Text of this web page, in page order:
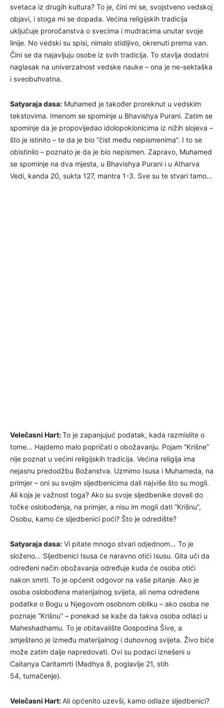
svetaca iz drugih kultura? To je, čini mi se, svojstveno vedskoj
objavi, i stoga mi se dopada. Većina religijskih tradicija
uključuje proročanstva o svecima i mudracima unutar svoje
linije. No vedski su spisi, nimalo stidljivo, okrenuti prema van.
Čini se da najavljuju osobe iz svih tradicija. To stavlja dodatni
naglasak na univerzalnost vedske nauke – ona je ne-sektaška
i sveobuhvatna.
Satyaraja dasa: Muhamed je također proreknut u vedskim
tekstovima. Imenom se spominje u Bhavishya Purani. Zatim se
spominje da je propovijedao idolopoklonicima iz nižih slojeva –
što je istinito – te da je bio “čist među nepismenima”. I to se
obistinilo – poznato je da je bio nepismen. Zapravo, Muhamed
se spominje na dva mjesta, u Bhavishya Purani i u Atharva
Vedi, kanda 20, sukta 127, mantra 1-3. Sve su te stvari tamo…
Velečasni Hart:To je zapanjujuć podatak, kada razmislite o
tome… Hajdemo malo popričati o obožavanju. Pojam “Krišne”
nije poznat u većini religijskih tradicija. Većina religija ima
nejasnu predodžbu Božanstva. Uzmimo Isusa i Muhameda, na
primjer – oni su svojim sljedbenicima dali najviše što su mogli.
Ali koja je važnost toga? Ako su svoje sljedbenike doveli do
točke oslobođenja, na primjer, a nisu im mogli dati “Krišnu”,
Osobu, kamo će sljedbenici poći? Što je odredište?
Satyaraja dasa: Vi pitate mnogo stvari odjednom… To je
složeno… Sljedbenici Isusa će naravno otići Isusu. Gita uči da
određeni način obožavanja određuje kuda će osoba otići
nakon smrti. To je općenit odgovor na vaše pitanje. Ako je
osoba oslobođena materijalnog svijeta, ali nema određene
podatke o Bogu u Njegovom osobnom obliku – ako osoba ne
poznaje “Krišnu” – ponekad se kaže da takva osoba odlazi u
Maheshadhamu. To je obitavalište Gospodina Šive, a
smješteno je između materijalnog i duhovnog svijeta. Živo biće
može zatim dalje napredovati. Ovi su podaci iznešeni u
Caitanya Caritamrti (Madhya 8, poglavlje 21, stih
54, tumačenje).
Velečasni Hart:Ali općenito uzevši, kamo odlaze sljedbenici?